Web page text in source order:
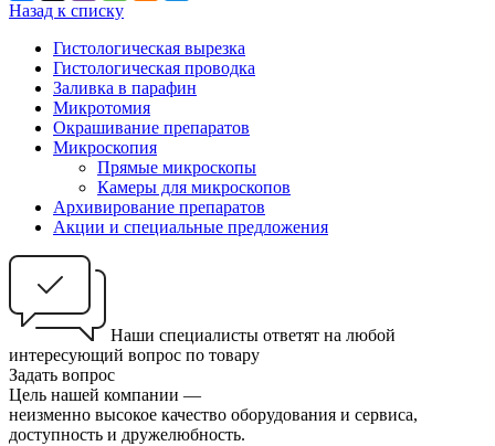
Назад к списку
Гистологическая вырезка
Гистологическая проводка
Заливка в парафин
Микротомия
Окрашивание препаратов
Микроскопия
Прямые микроскопы
Камеры для микроскопов
Архивирование препаратов
Акции и специальные предложения
Наши специалисты ответят на любой
интересующий вопрос по товару
Задать вопрос
Цель нашей компании —
неизменно высокое качество оборудования и сервиса,
доступность и дружелюбность.